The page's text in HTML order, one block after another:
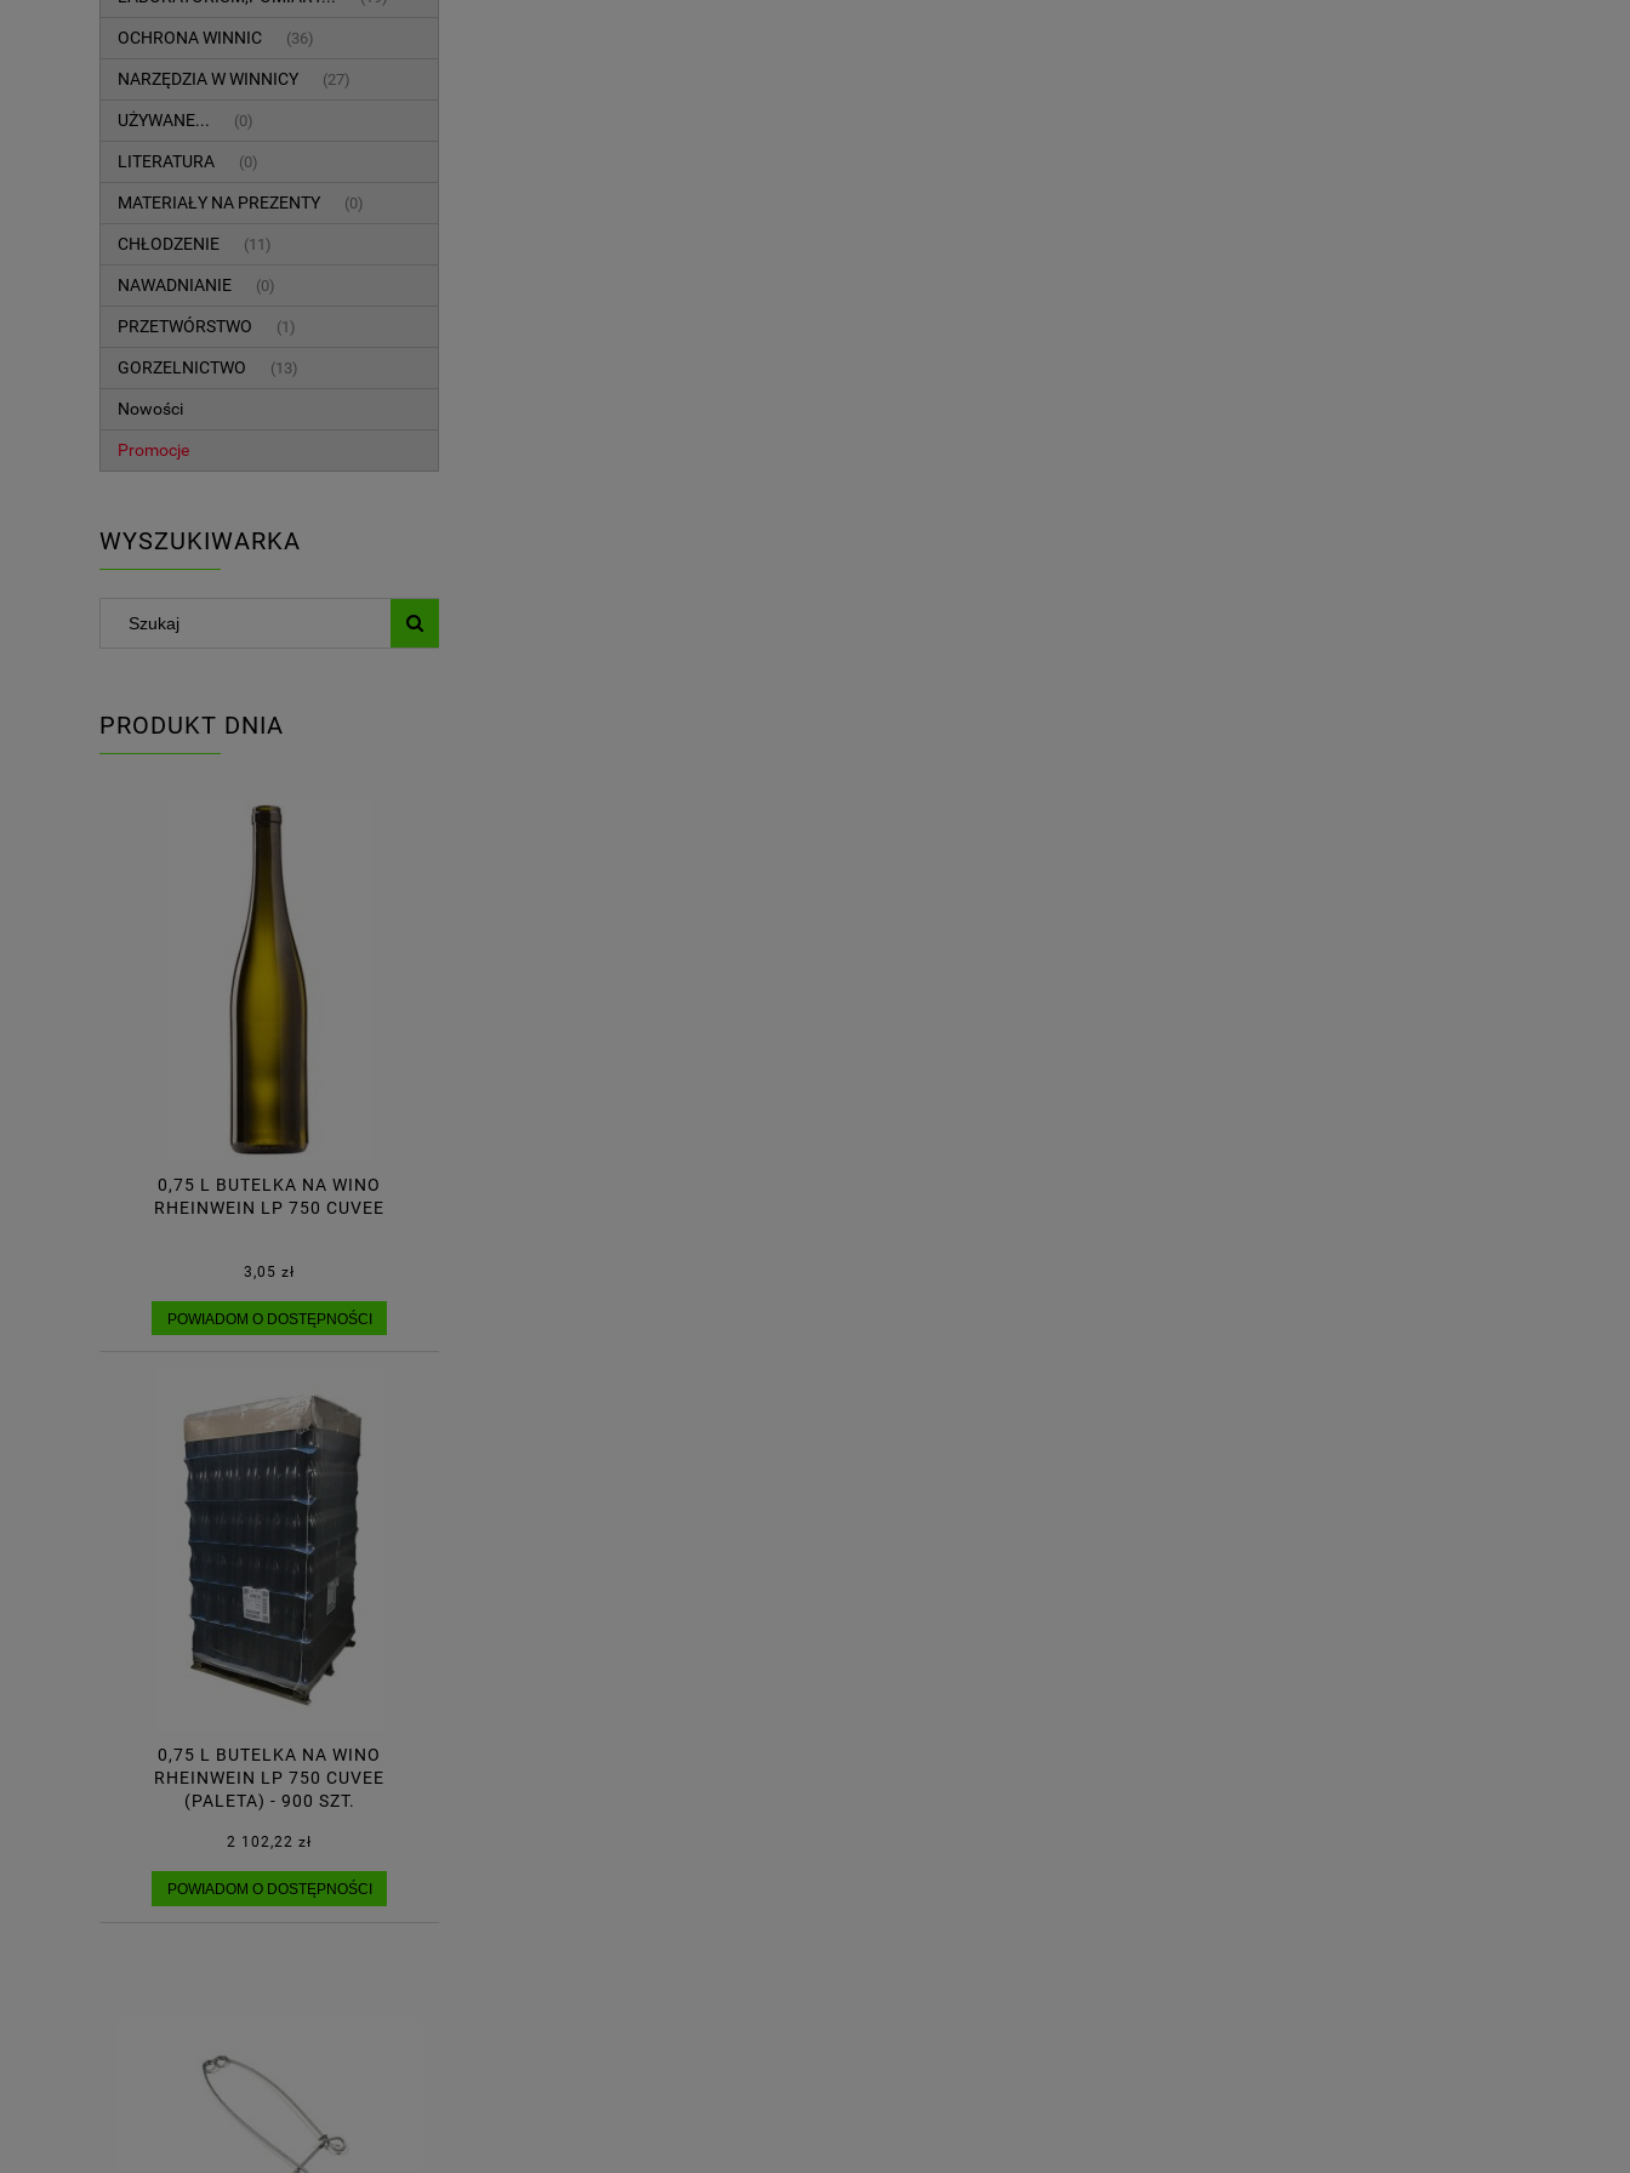
OCHRONA WINNIC (36)
NARZĘDZIA W WINNICY (27)
UŻYWANE... (0)
LITERATURA (0)
MATERIAŁY NA PREZENTY (0)
CHŁODZENIE (11)
NAWADNIANIE (0)
PRZETWÓRSTWO (1)
GORZELNICTWO (13)
Nowości
Promocje
WYSZUKIWARKA
PRODUKT DNIA
0,75 L BUTELKA NA WINO
RHEINWEIN LP 750 CUVEE
3,05 zł
POWIADOM O DOSTĘPNOŚCI
0,75 L BUTELKA NA WINO
RHEINWEIN LP 750 CUVEE
(PALETA) - 900 SZT.
2 102,22 zł
POWIADOM O DOSTĘPNOŚCI